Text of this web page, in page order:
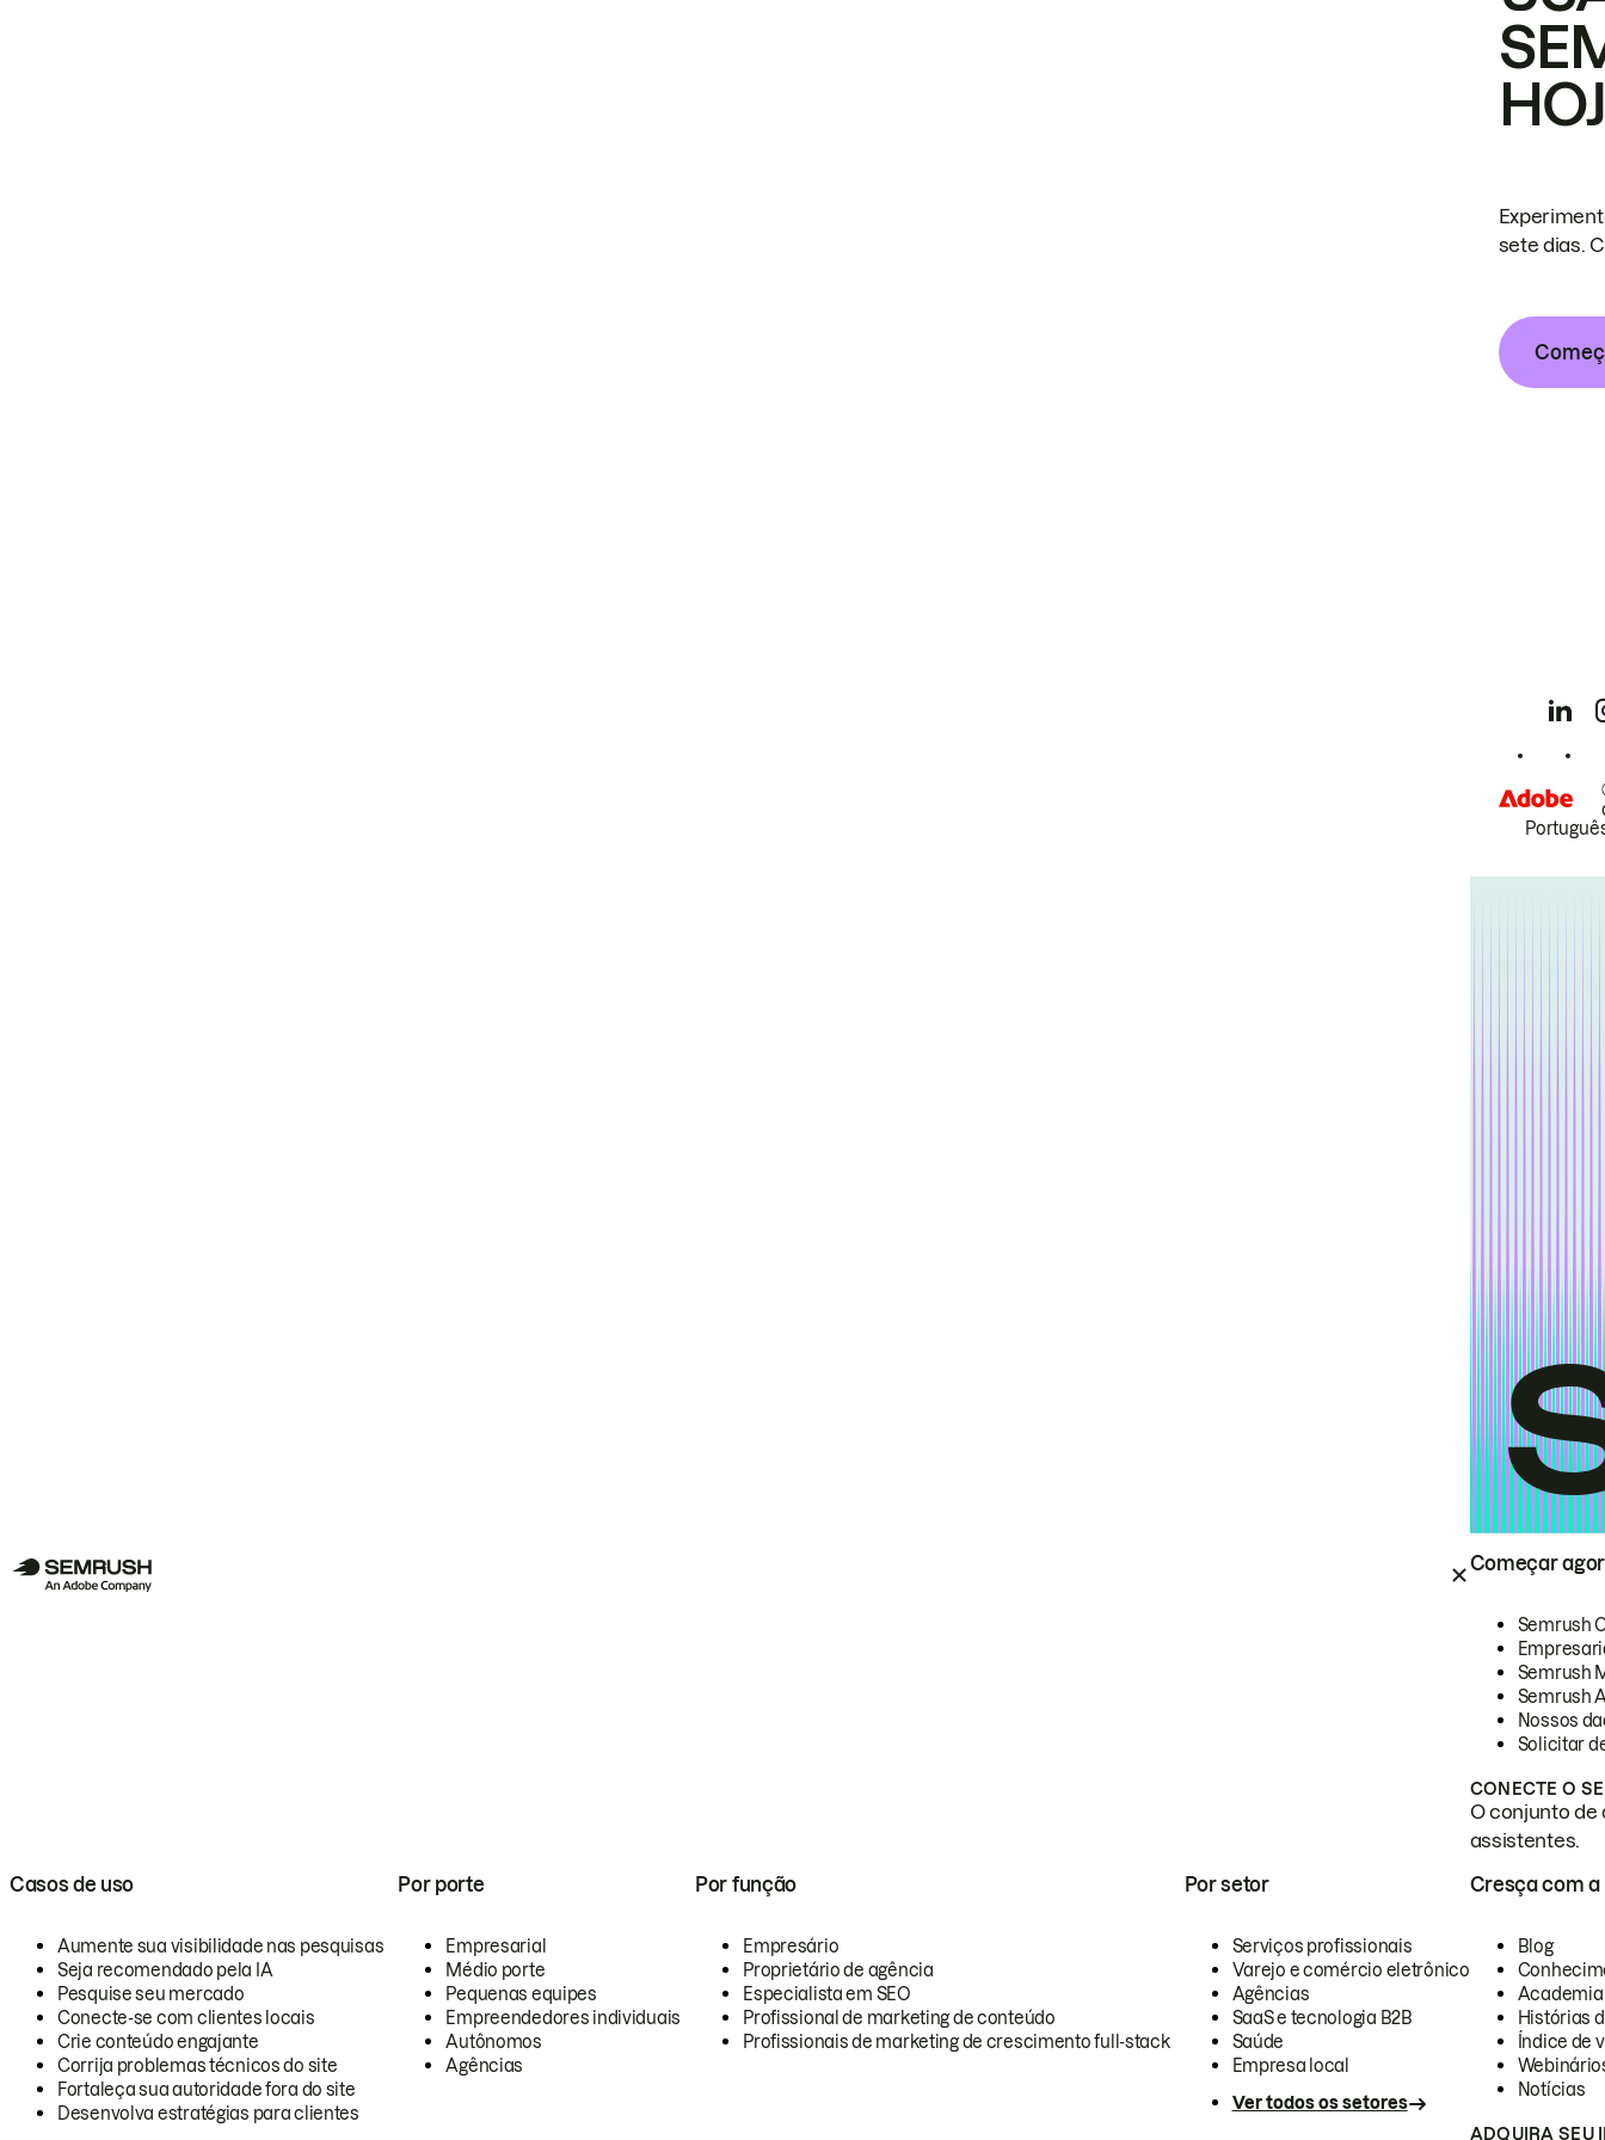
Começar
Semrush
Semrush
Semrush
Nossos
Solicitar
CONECTE O
O conjunto de
assistentes.
Casos de uso
Aumente sua visibilidade nas pesquisas
Seja recomendado pela IA
Pesquise seu mercado
Conecte-se com clientes locais
Crie conteúdo engajante
Corrija problemas técnicos do site
Fortaleça sua autoridade fora do site
Desenvolva estratégias para clientes
Por porte
Empresarial
Médio porte
Pequenas equipes
Empreendedores individuais
Autônomos
Agências
Por função
Empresário
Proprietário de agência
Especialista em SEO
Profissional de marketing de conteúdo
Profissionais de marketing de crescimento full-stack
Por setor
Serviços profissionais
Varejo e comércio eletrônico
Agências
SaaS e tecnologia B2B
Saúde
Empresa local
Ver todos os setores
Cresça com a
Blog
Academia
Histórias
Índice de
Notícias
ADQUIRA SEU
sete dias.